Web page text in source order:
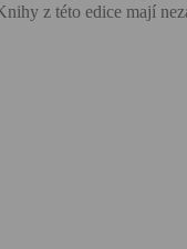
z této edice mají